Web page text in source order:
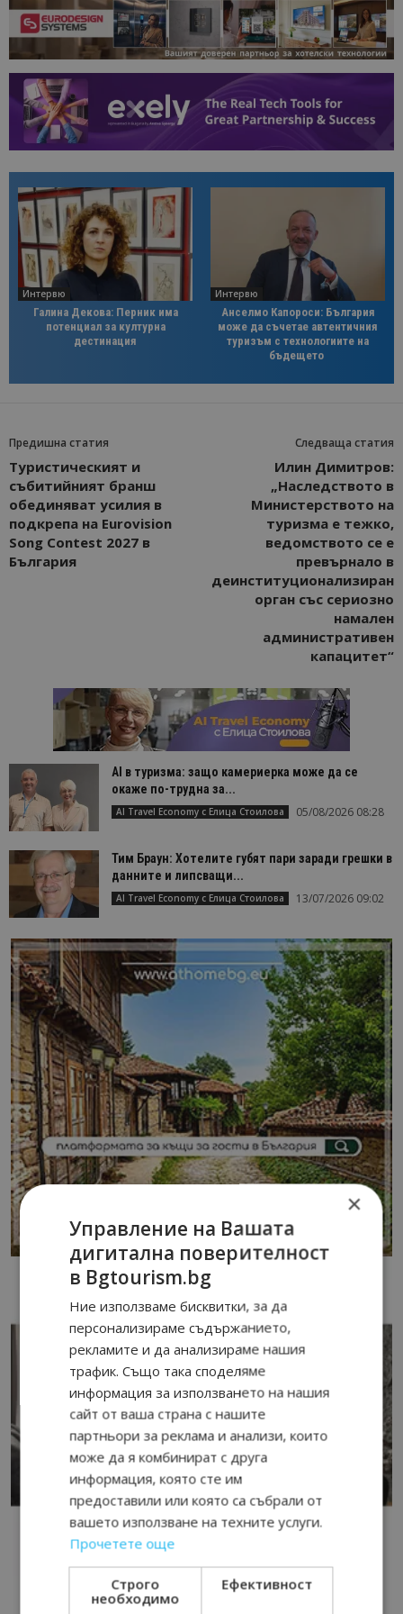
Интервю
Галина Декова: Перник има
потенциал за културна
дестинация
Интервю
Анселмо Капороси: България
може да съчетае автентичния
туризъм с технологиите на
бъдещето
Предишна статия
Туристическият и
събитийният бранш
обединяват усилия в
подкрепа на Eurovision
Song Contest 2027 в
България
Следваща статия
Илин Димитров:
„Наследството в
Министерството на
туризма е тежко,
ведомството се е
превърнало в
деинституционализиран
орган със сериозно
намален
административен
капацитет“
AI в туризма: защо камериерка може да се
окаже по-трудна за...
AI Travel Economy с Елица Стоилова 05/08/2026 08:28
Тим Браун: Хотелите губят пари заради грешки в
данните и липсващи...
AI Travel Economy с Елица Стоилова 13/07/2026 09:02
×
Управление на Вашата
дигитална поверителност
в Bgtourism.bg
Ние използваме бисквитки, за да
персонализираме съдържанието,
рекламите и да анализираме нашия
трафик. Също така споделяме
информация за използването на нашия
сайт от ваша страна с нашите
партньори за реклама и анализи, които
може да я комбинират с друга
информация, която сте им
предоставили или която са събрали от
вашето използване на техните услуги.
Прочетете още
Строго
необходимо
Ефективност